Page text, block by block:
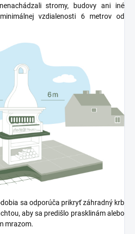
stromy, budovy ani iné
vzdialenosti 6 metrov od
sa odporúča prikryť záhradný krb
aby sa predišlo prasklinám alebo
mrazom.